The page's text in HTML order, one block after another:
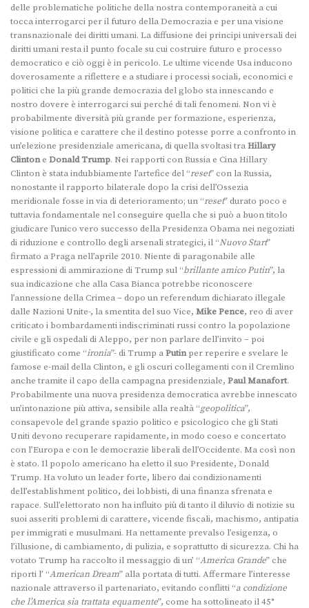
delle problematiche politiche della nostra contemporaneità a cui
tocca interrogarci per il futuro della Democrazia e per una visione
transnazionale dei diritti umani. La diffusione dei principi universali dei
diritti umani resta il punto focale su cui costruire futuro e processo
democratico e ciò oggi è in pericolo. Le ultime vicende Usa inducono
doverosamente a riflettere e a studiare i processi sociali, economici e
politici che la più grande democrazia del globo sta innescando e
nostro dovere è interrogarci sui perché di tali fenomeni. Non vi è
probabilmente diversità più grande per formazione, esperienza,
visione politica e carattere che il destino potesse porre a confronto in
un’elezione presidenziale americana, di quella svoltasi traHillary
Clintone Donald Trump. Nei rapporti con Russia e Cina Hillary
Clinton è stata indubbiamente l’artefice del “reset” con la Russia,
nonostante il rapporto bilaterale dopo la crisi dell’Ossezia
meridionale fosse in via di deterioramento; un “reset” durato poco e
tuttavia fondamentale nel conseguire quella che si può a buon titolo
giudicare l’unico vero successo della Presidenza Obama nei negoziati
di riduzione e controllo degli arsenali strategici, il “Nuovo Start”
firmato a Praga nell’aprile 2010. Niente di paragonabile alle
espressioni di ammirazione di Trump sul “brillante amico Putin”, la
sua indicazione che alla Casa Bianca potrebbe riconoscere
l’annessione della Crimea – dopo un referendum dichiarato illegale
dalle Nazioni Unite-, la smentita del suo Vice, Mike Pence, reo di aver
criticato i bombardamenti indiscriminati russi contro la popolazione
civile e gli ospedali di Aleppo, per non parlare dell’invito – poi
giustificato come “ironia”- di Trump aPutinper reperire e svelare le
famose e-mail della Clinton, e gli oscuri collegamenti con il Cremlino
anche tramite il capo della campagna presidenziale, Paul Manafort.
Probabilmente una nuova presidenza democratica avrebbe innescato
un’intonazione più attiva, sensibile alla realtà “geopolitica”,
consapevole del grande spazio politico e psicologico che gli Stati
Uniti devono recuperare rapidamente, in modo coeso e concertato
con l’Europa e con le democrazie liberali dell’Occidente. Ma così non
è stato. Il popolo americano ha eletto il suo Presidente, Donald
Trump. Ha voluto un leader forte, libero dai condizionamenti
dell’establishment politico, dei lobbisti, di una finanza sfrenata e
rapace. Sull’elettorato non ha influito più di tanto il diluvio di notizie su
suoi asseriti problemi di carattere, vicende fiscali, machismo, antipatia
per immigrati e musulmani. Ha nettamente prevalso l’esigenza, o
l’illusione, di cambiamento, di pulizia, e soprattutto di sicurezza. Chi ha
votato Trump ha raccolto il messaggio di un’ “America Grande” che
riporti l’ “American Dream” alla portata di tutti. Affermare l’interesse
nazionale attraverso il partenariato, evitando conflitti “a condizione
che l’America sia trattata equamente”, come ha sottolineato il 45°